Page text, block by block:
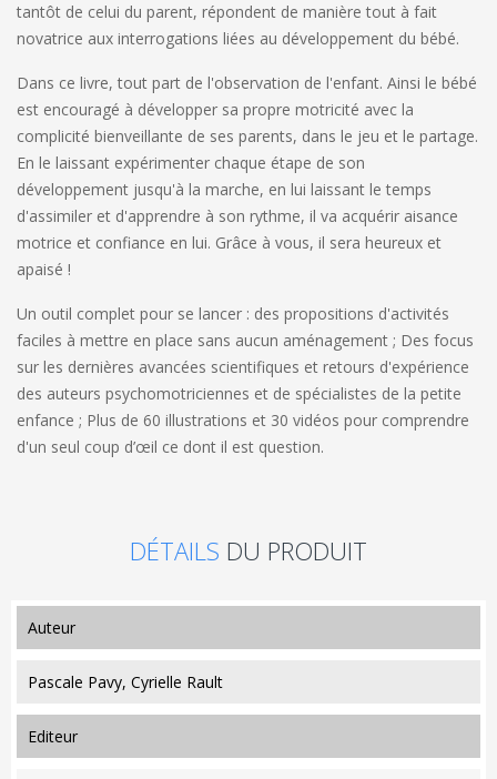
tantôt de celui du parent, répondent de manière tout à fait
novatrice aux interrogations liées au développement du bébé.
Dans ce livre, tout part de l'observation de l'enfant. Ainsi le bébé
est encouragé à développer sa propre motricité avec la
complicité bienveillante de ses parents, dans le jeu et le partage.
En le laissant expérimenter chaque étape de son
développement jusqu'à la marche, en lui laissant le temps
d'assimiler et d'apprendre à son rythme, il va acquérir aisance
motrice et confiance en lui. Grâce à vous, il sera heureux et
apaisé !
Un outil complet pour se lancer : des propositions d'activités
faciles à mettre en place sans aucun aménagement ; Des focus
sur les dernières avancées scientifiques et retours d'expérience
des auteurs psychomotriciennes et de spécialistes de la petite
enfance ; Plus de 60 illustrations et 30 vidéos pour comprendre
d'un seul coup d’œil ce dont il est question.
DÉTAILS DU PRODUIT
auteur
Pascale Pavy, Cyrielle Rault
editeur